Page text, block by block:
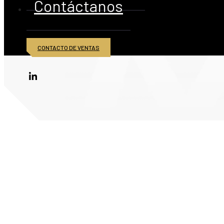
Contáctanos
CONTACTO DE VENTAS
© 2026 American Iron and Metal Inc. Todos los derechos reservados.